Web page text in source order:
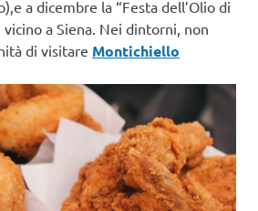
a dicembre la “Festa dell’Olio di
vicino a Siena. Nei dintorni, non
di visitare Montichiello